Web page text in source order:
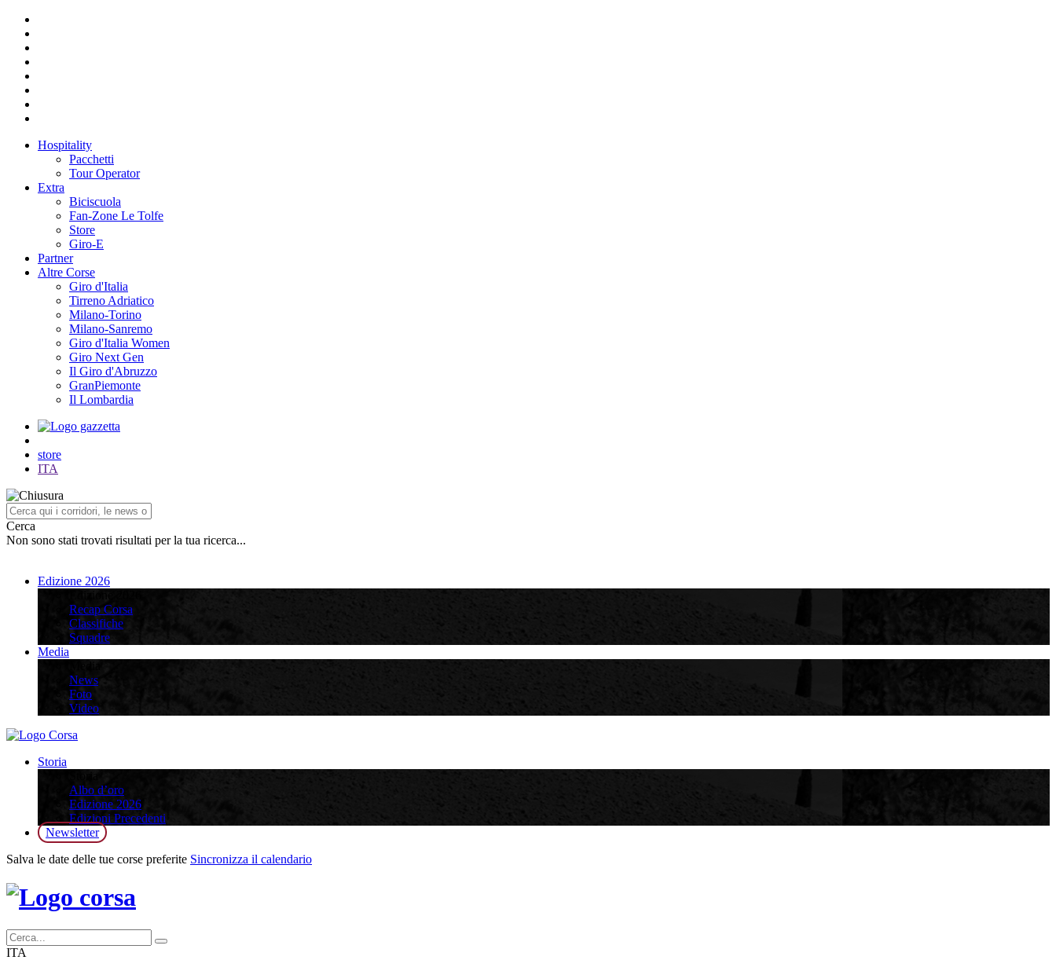
Hospitality
Pacchetti
Tour Operator
Extra
Biciscuola
Fan-Zone Le Tolfe
Store
Giro-E
Partner
Altre Corse
Giro d'Italia
Tirreno Adriatico
Milano-Torino
Milano-Sanremo
Giro d'Italia Women
Giro Next Gen
Il Giro d'Abruzzo
GranPiemonte
Il Lombardia
store
ITA
Cerca
Non sono stati trovati risultati per la tua ricerca...
Edizione 2026
Recap Corsa
Classifiche
Squadre
Media
News
Foto
Video
Storia
Albo d’oro
Edizione 2026
Edizioni Precedenti
Newsletter
Salva le date delle tue corse preferite Sincronizza il calendario
ITA